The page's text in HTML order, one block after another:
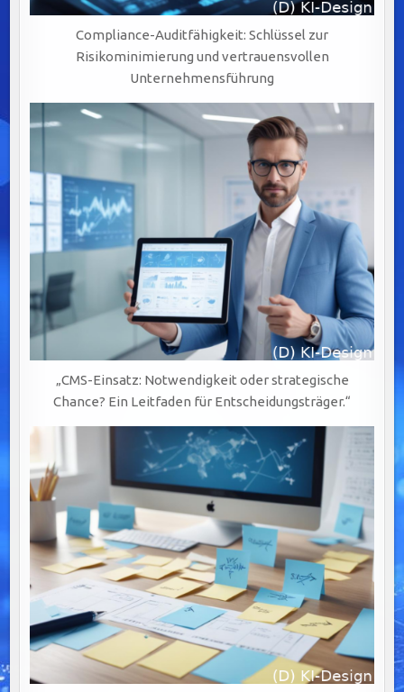
Compliance-Auditfähigkeit: Schlüssel zur
Risikominimierung und vertrauensvollen
Unternehmensführung
„CMS-Einsatz: Notwendigkeit oder strategische
Chance? Ein Leitfaden für Entscheidungsträger.“